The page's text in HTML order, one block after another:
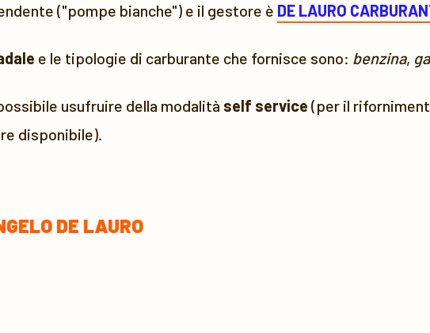
("pompe bianche") e il gestore è DE LAURO
e le tipologie di carburante che fornisce sono: benzina,
usufruire della modalità self service (per il
disponibile).
DE LAURO